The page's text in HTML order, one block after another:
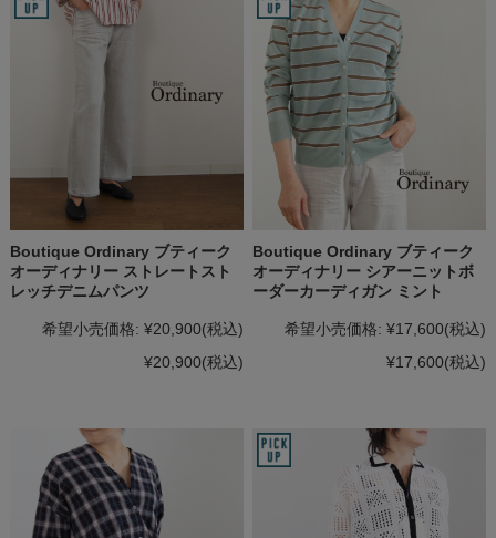
Boutique Ordinary ブティーク
オーディナリー ストレートスト
レッチデニムパンツ
希望小売価格: ¥20,900(税込)
¥20,900(税込)
Boutique Ordinary ブティーク
オーディナリー シアーニットボ
ーダーカーディガン ミント
希望小売価格: ¥17,600(税込)
¥17,600(税込)